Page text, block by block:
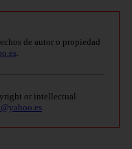
de autor o propiedad
or intellectual